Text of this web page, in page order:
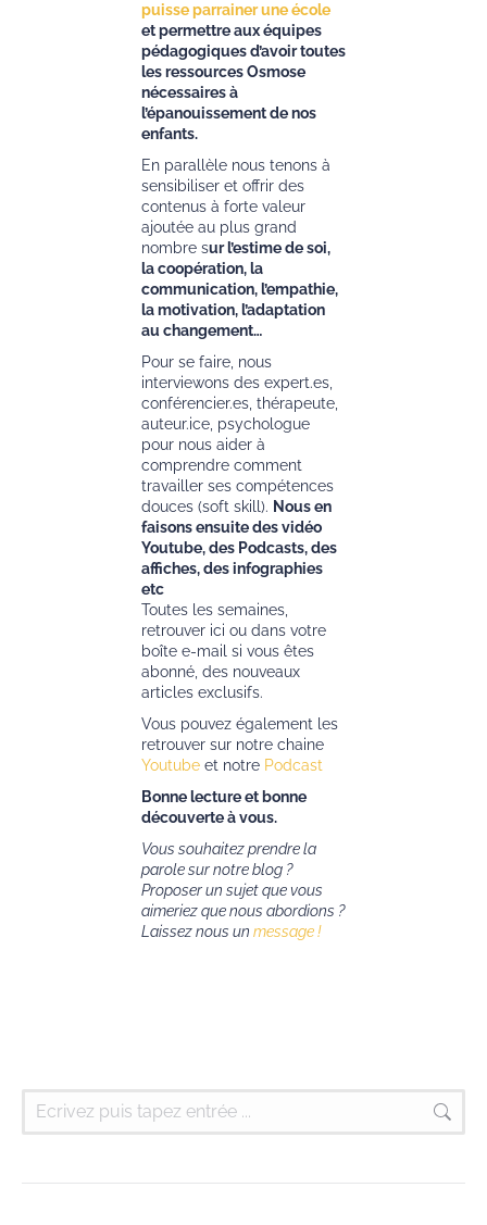
puisse parrainer une école
et permettre aux équipes
pédagogiques d’avoir toutes
les ressources Osmose
nécessaires à
l’épanouissement de nos
enfants.
En parallèle nous tenons à
sensibiliser et offrir des
contenus à forte valeur
ajoutée au plus grand
nombre sur l’estime de soi,
la coopération, la
communication, l’empathie,
la motivation, l’adaptation
au changement…
Pour se faire, nous
interviewons des expert.es,
conférencier.es, thérapeute,
auteur.ice, psychologue
pour nous aider à
comprendre comment
travailler ses compétences
douces (soft skill). Nous en
faisons ensuite des vidéo
Youtube, des Podcasts, des
affiches, des infographies
etc
Toutes les semaines,
retrouver ici ou dans votre
boîte e-mail si vous êtes
abonné, des nouveaux
articles exclusifs.
Vous pouvez également les
retrouver sur notre chaine
Youtube et notre Podcast
Bonne lecture et bonne
découverte à vous.
Vous souhaitez prendre la
parole sur notre blog ?
Proposer un sujet que vous
aimeriez que nous abordions ?
Laissez nous un message !